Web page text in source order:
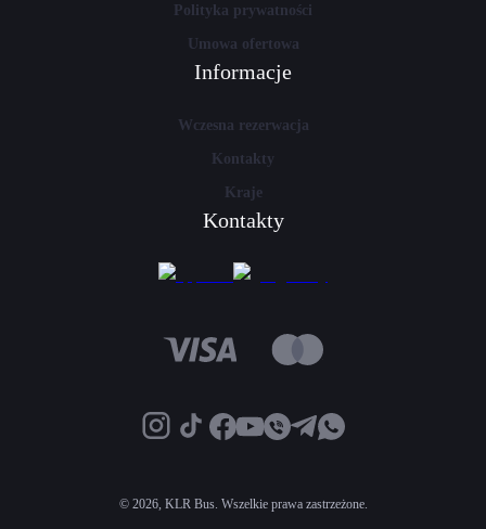
Polityka prywatności
Umowa ofertowa
Informacje
Wczesna rezerwacja
Kontakty
Kraje
Kontakty
© 2026, KLR Bus. Wszelkie prawa zastrzeżone.